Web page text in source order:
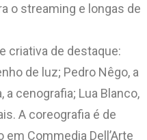
o streaming e longas de
criativa de destaque:
de luz; Pedro Nêgo, a
a cenografia; Lua Blanco,
A coreografia é de
Commedia Dell’Arte